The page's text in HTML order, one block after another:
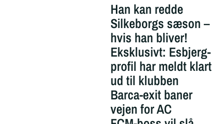
Han kan redde
Silkeborgs sæson –
hvis han bliver!
Eksklusivt: Esbjerg-
profil har meldt klart
ud til klubben
Barca-exit baner
vejen for AC